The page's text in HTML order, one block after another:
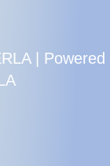
| Powered